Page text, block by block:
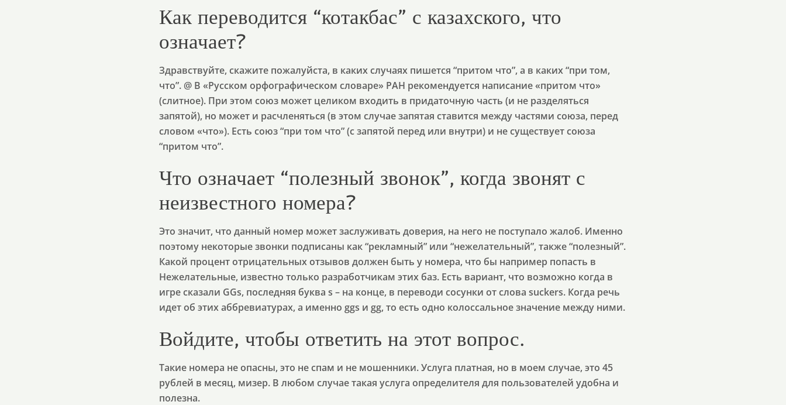
Как переводится “котакбас” с казахского, что
означает?
Здравствуйте, скажите пожалуйста, в каких случаях пишется “притом что”, а в каких “при том,
что”. @ В «Русском орфографическом словаре» РАН рекомендуется написание «притом что»
(слитное). При этом союз может целиком входить в придаточную часть (и не разделяться
запятой), но может и расчленяться (в этом случае запятая ставится между частями союза, перед
словом «что»). Есть союз “при том что” (с запятой перед или внутри) и не существует союза
“притом что”.
Что означает “полезный звонок”, когда звонят с
неизвестного номера?
Это значит, что данный номер может заслуживать доверия, на него не поступало жалоб. Именно
поэтому некоторые звонки подписаны как “рекламный” или “нежелательный”, также “полезный”.
Какой процент отрицательных отзывов должен быть у номера, что бы например попасть в
Нежелательные, известно только разработчикам этих баз. Есть вариант, что возможно когда в
игре сказали GGs, последняя буква s – на конце, в переводи сосунки от слова suckers. Когда речь
идет об этих аббревиатурах, а именно ggs и gg, то есть одно колоссальное значение между ними.
Войдите, чтобы ответить на этот вопрос.
Такие номера не опасны, это не спам и не мошенники. Услуга платная, но в моем случае, это 45
рублей в месяц, мизер. В любом случае такая услуга определителя для пользователей удобна и
полезна.